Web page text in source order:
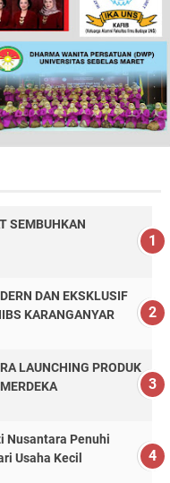
SEMBUHKAN
DAN EKSKLUSIF
KARANGANYAR
LAUNCHING PRODUK
Nusantara Penuhi
Usaha Kecil